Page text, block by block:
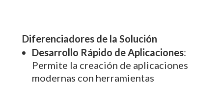
Diferenciadores de la Solución
Desarrollo Rápido de Aplicaciones:
Permite la creación de aplicaciones
modernas con herramientas